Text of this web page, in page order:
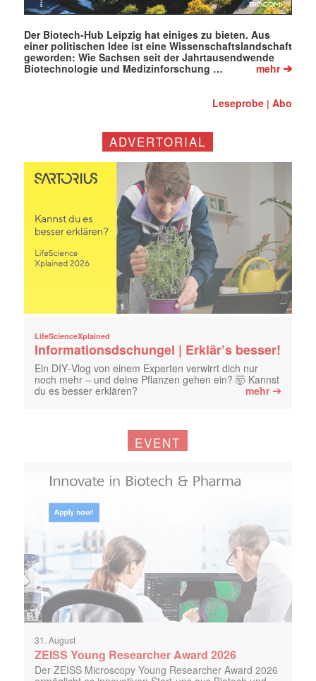
Der Biotech-Hub Leipzig hat einiges zu bieten. Aus
einer politischen Idee ist eine Wissenschaftslandschaft
geworden: Wie Sachsen seit der Jahrtausendwende
Biotechnologie und Medizinforschung …
mehr➔
Leseprobe |Abo
ADVERTORIAL
LifeScienceXplained
Informationsdschungel | Erklär’s besser!
Ein DIY‑Vlog von einem Experten verwirrt dich nur
noch mehr – und deine Pflanzen gehen ein? 🤯 Kannst
du es besser erklären?
mehr➔
EVENT
31. August
ZEISS Young Researcher Award 2026
Der ZEISS Microscopy Young Researcher Award 2026